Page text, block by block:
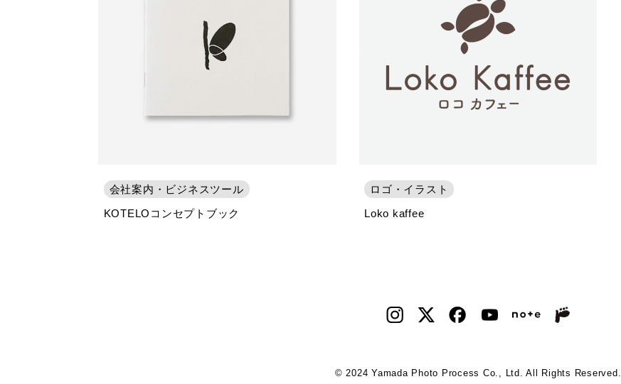
会社案内・ビジネスツール
KOTELOコンセプトブック
ロゴ・イラスト
Loko kaffee
© 2024 Yamada Photo Process Co., Ltd.All Rights Reserved.